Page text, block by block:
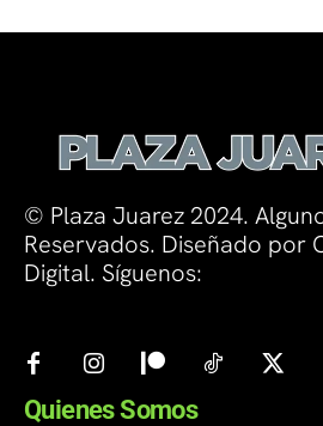
© Plaza Juarez 2024.
Reservados. Diseñado por
Digital. Síguenos:
Quienes Somos